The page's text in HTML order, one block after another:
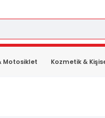
Motosiklet Kozmetik &